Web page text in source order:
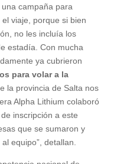
campaña para
viaje, porque si bien
no les incluía los
estadía. Con mucha
ya cubrieron
para volar a la
la provincia de Salta nos
Alpha Lithium colaboró
inscripción a este
que se sumaron y
equipo”, detallan.